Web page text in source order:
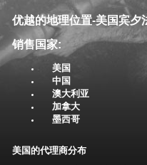
优越的地理位置-美国宾夕
销售国家:
美国
中国
澳大利亚
加拿大
墨西哥
美国的代理商分布